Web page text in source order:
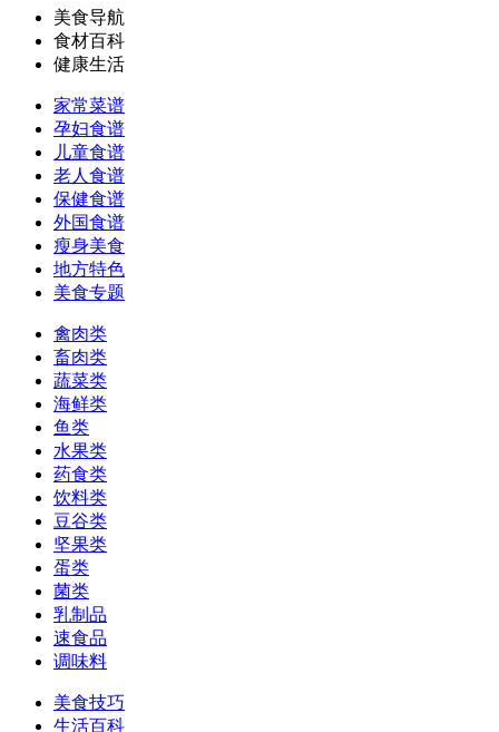
美食导航
食材百科
健康生活
家常菜谱
孕妇食谱
儿童食谱
老人食谱
保健食谱
外国食谱
瘦身美食
地方特色
美食专题
禽肉类
畜肉类
蔬菜类
海鲜类
鱼类
水果类
药食类
饮料类
豆谷类
坚果类
蛋类
菌类
乳制品
速食品
调味料
美食技巧
生活百科